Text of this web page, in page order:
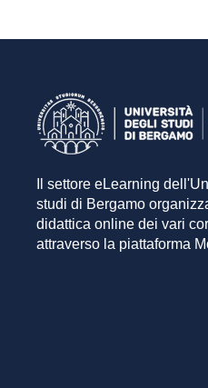
Il settore eLearning
studi di Bergamo
didattica online dei vari
attraverso la piattaforma